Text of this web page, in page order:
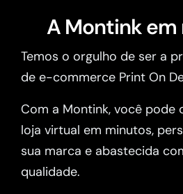
A Montink
Temos o orgulho de ser a
de e-commerce Print On
Com a Montink, você pode
loja virtual em minutos,
sua marca e abastecida
qualidade.